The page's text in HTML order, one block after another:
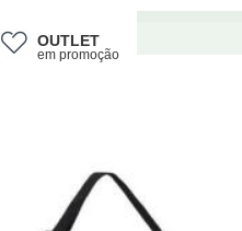
OUTLET
em promoção